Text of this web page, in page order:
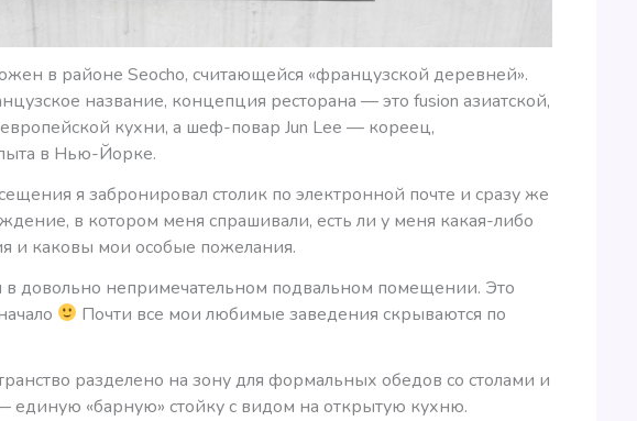
в районе Seocho, считающейся «французской деревней».
название, концепция ресторана — это fusion азиатской,
кухни, а шеф-повар Jun Lee — кореец,
в Нью-Йорке.
я забронировал столик по электронной почте и сразу же
в котором меня спрашивали, есть ли у меня какая-либо
и каковы мои особые пожелания.
в довольно непримечательном подвальном помещении. Это
Почти все мои любимые заведения скрываются по
разделено на зону для формальных обедов со столами и
единую «барную» стойку с видом на открытую кухню.